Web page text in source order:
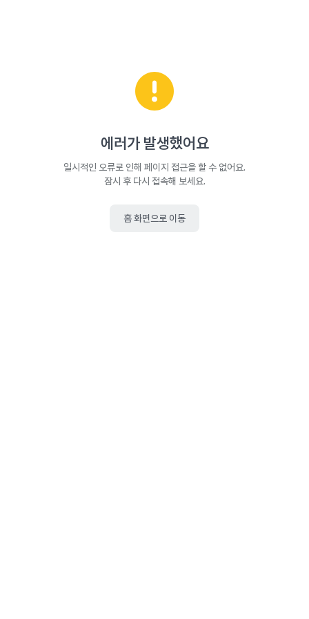
에러가 발생했어요
일시적인 오류로 인해 페이지 접근을 할 수 없어요.
잠시 후 다시 접속해 보세요.
홈 화면으로 이동